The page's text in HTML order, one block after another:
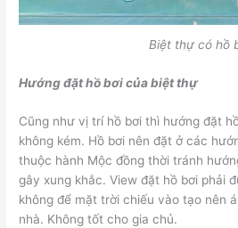
Biệt thự có hồ
Hướng đặt hồ bơi của biệt thự
Cũng như vị trí hồ bơi thì hướng đặt
không kém. Hồ bơi nên đặt ở các
thuộc hành Mộc đồng thời tránh
gây xung khắc. View đặt hồ bơi phải
không để mặt trời chiếu vào tạo nên
nhà. Không tốt cho gia chủ.